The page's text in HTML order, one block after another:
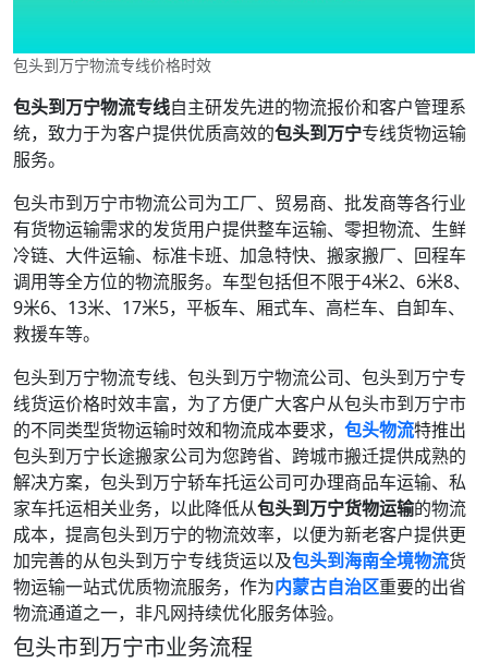
包头到万宁物流专线价格时效
包头到万宁物流专线自主研发先进的物流报价和客户管理系
统，致力于为客户提供优质高效的包头到万宁专线货物运输
服务。
包头市到万宁市物流公司为工厂、贸易商、批发商等各行业
有货物运输需求的发货用户提供整车运输、零担物流、生鲜
冷链、大件运输、标准卡班、加急特快、搬家搬厂、回程车
调用等全方位的物流服务。车型包括但不限于4米2、6米8、
9米6、13米、17米5，平板车、厢式车、高栏车、自卸车、
救援车等。
包头到万宁物流专线、包头到万宁物流公司、包头到万宁专
线货运价格时效丰富，为了方便广大客户从包头市到万宁市
的不同类型货物运输时效和物流成本要求， 包头物流特推出
包头到万宁长途搬家公司为您跨省、跨城市搬迁提供成熟的
解决方案，包头到万宁轿车托运公司可办理商品车运输、私
家车托运相关业务，以此降低从包头到万宁货物运输的物流
成本，提高包头到万宁的物流效率，以便为新老客户提供更
加完善的从包头到万宁专线货运以及包头到海南全境物流货
物运输一站式优质物流服务，作为内蒙古自治区重要的出省
物流通道之一，非凡网持续优化服务体验。
包头市到万宁市业务流程